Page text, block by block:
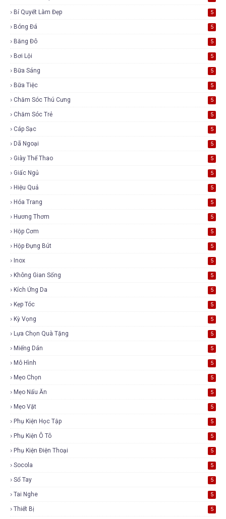
Bí Quyết Làm Đẹp 5
Bóng Đá 5
Băng Đô 5
Bơi Lội 5
Bữa Sáng 5
Bữa Tiệc 5
Chăm Sóc Thú Cưng 5
Chăm Sóc Trẻ 5
Cáp Sạc 5
Dã Ngoại 5
Giày Thể Thao 5
Giấc Ngủ 5
Hiệu Quả 5
Hóa Trang 5
Hương Thơm 5
Hộp Cơm 5
Hộp Đựng Bút 5
Inox 5
Không Gian Sống 5
Kích Ứng Da 5
Kẹp Tóc 5
Kỳ Vọng 5
Lựa Chọn Quà Tặng 5
Miếng Dán 5
Mô Hình 5
Mẹo Chọn 5
Mẹo Nấu Ăn 5
Mẹo Vặt 5
Phụ Kiện Học Tập 5
Phụ Kiện Ô Tô 5
Phụ Kiện Điện Thoại 5
Socola 5
Sổ Tay 5
Tai Nghe 5
Thiết Bị 5